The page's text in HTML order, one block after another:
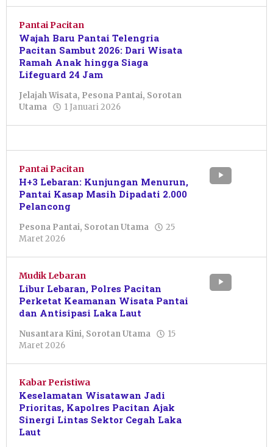
Ariska
Maharani
Pantai Pacitan
Wajah Baru Pantai Telengria
Pacitan Sambut 2026: Dari Wisata
Ramah Anak hingga Siaga
Lifeguard 24 Jam
Jelajah Wisata, Pesona Pantai, Sorotan
Utama
1 Januari 2026
Pacxroy
Java
Pantai Pacitan
H+3 Lebaran: Kunjungan Menurun,
Pantai Kasap Masih Dipadati 2.000
Pelancong
Pesona Pantai, Sorotan Utama
25
Maret 2026
Cahyaningtias
Mudik Lebaran
Libur Lebaran, Polres Pacitan
Perketat Keamanan Wisata Pantai
dan Antisipasi Laka Laut
Nusantara Kini, Sorotan Utama
15
Maret 2026
Shalahuddin
Kabar Peristiwa
Keselamatan Wisatawan Jadi
Prioritas, Kapolres Pacitan Ajak
Sinergi Lintas Sektor Cegah Laka
Laut